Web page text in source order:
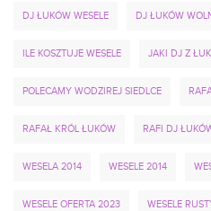
DJ ŁUKÓW WESELE DJ ŁUKÓW
ILE KOSZTUJE WESELE JAKI DJ Z
POLECAMY WODZIREJ SIEDLCE
RAFAŁ KRÓL ŁUKÓW RAFI DJ
WESELA 2014 WESELE 2014
WESELE OFERTA 2023 WESELE